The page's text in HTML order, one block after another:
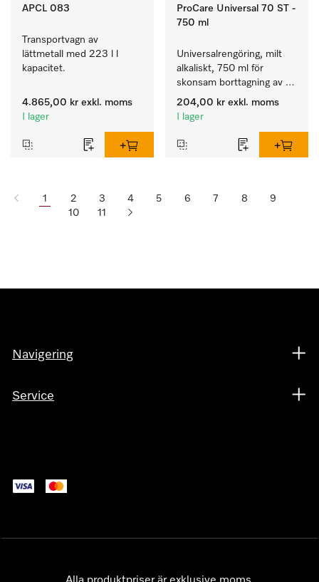
APCL 083
Transportvagn av
lättmetall med 223 l l
kapacitet.
4.865,00 kr exkl. moms
I lager
ProCare Universal 70 ST -
750 ml
Universalrengöring, milt
alkaliskt, 750 ml för
skonsam borttagning av
fettrester och smuts.
204,00 kr exkl. moms
I lager
1 2 3 4 5 6 7 8
9
10
11
Navigering
Service